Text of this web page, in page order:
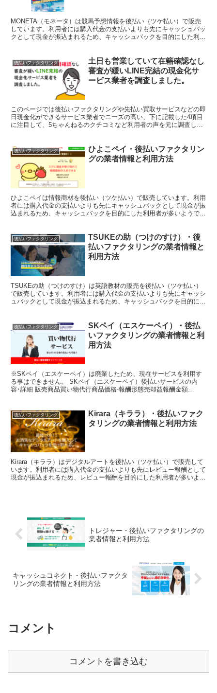
MONETA（モネータ）は競馬予想情報を後払い（ツケ払い）で販売
しています。利用者には購入代金の支払いよりも先にキャッシュバッ
クとして現金が振込まれるため、キャッシュバックを目的にした利用
後払いファクタリング
土日も営業していて在籍確認なし
審査が緩いLINE完結の現金化サ
ービス業者を調査しました。
このページでは後払いファクタリングや先払い買取サービスなどの即
日現金化ができるサービス業者でニーズの高い、下に記載した4項目
に注目して、5ちゃんねるのクチコミなど利用者の声を元に調査しま
後払いファクタリング
ひよこペイ・後払いファクタリン
グの業者情報と利用方法
ひよこペイは情報商材を後払い（ツケ払い）で販売しています。利用
者には購入代金の支払いよりも先にキャッシュバックとして現金が振
込まれるため、キャッシュバックを目的にした利用者が多いようで
後払いファクタリング
TSUKEの助（つけのすけ）・後
払いファクタリングの業者情報と
利用方法
TSUKEの助（つけのすけ）は英語教材の販売を後払い（ツケ払い）
で販売しています。利用者には購入代金の支払いよりも先にキャッシ
ュバックとして現金が振込まれるため、キャッシュバックを目的にし
後払いファクタリング
SKペイ（エスケーペイ）・後払
いファクタリングの業者情報と利
用方法
※SKペイ（エスケーペイ）は廃業したため、現在サービスを利用す
る事はできません。 SKペイ（エスケーペイ）後払いサービスの内
容･詳細 販売商品買い物代行商品価格-報酬形態売却益報酬金額
後払いファクタリング
Kirara（キララ）・後払いファク
タリングの業者情報と利用方法
Kirara（キララ）はデジタルアートを後払い（ツケ払い）で販売して
います。利用者には購入代金の支払いよりも先にレビュー報酬として
現金が振込まれるため、レビュー報酬を目的にした利用者が多いよう
トレジャー・後払いファクタリングの
業者情報と利用方法
キャッシュコネクト・後払いファクタ
リングの業者情報と利用方法
コメント
コメントを書き込む